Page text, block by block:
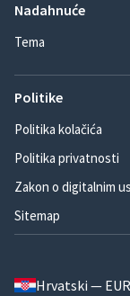
Nadahnuće
Tema
Politike
Politika kolačića
Politika privatnosti
Zakon o digitalnim
Sitemap
Hrvatski — EUR